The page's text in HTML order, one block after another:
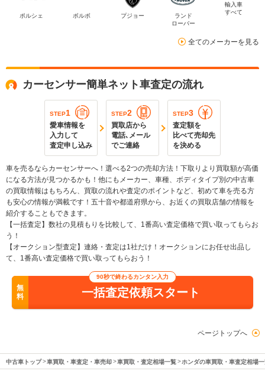
ポルシェ ボルボ プジョー
ランド
ローバー
輸入車
すべて
全てのメーカーを見る
カーセンサー簡単ネット車査定の流れ
STEP1
愛車情報を
入力して
査定申し込み
STEP2
買取店から
電話､メール
でご連絡
STEP3
査定額を
比べて売却先
を決める
車を売るならカーセンサーへ！選べる2つの売却方法！下取りより買取額が高価
になる方法が見つかるかも！他にもメーカー、車種、ボディタイプ別の中古車
の買取情報はもちろん、買取の流れや査定のポイントなど、初めて車を売る方
も安心の情報が満載です！五十音や都道府県から、お近くの買取店舗の情報を
紹介することもできます。
【一括査定】数社の見積もりを比較して、1番高い査定価格で買い取ってもらお
う！
【オークション型査定】連絡・査定は1社だけ！オークションにお任せ出品し
て、1番高い査定価格で買い取ってもらおう！
無
料
90秒で終わるカンタン入力
一括査定依頼スタート
ページトップへ
中古車トップ 車買取・車査定・車売却 車買取・査定相場一覧 ホンダの車買取・車査定相場